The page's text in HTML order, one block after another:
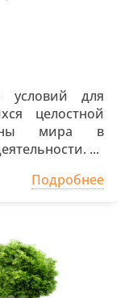
условий для
целостной
мира в
...
Подробнее